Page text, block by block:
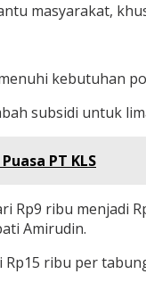
masyarakat,
kebutuhan
subsidi untuk
PT KLS
Rp9 ribu menjadi
Amirudin.
ribu per